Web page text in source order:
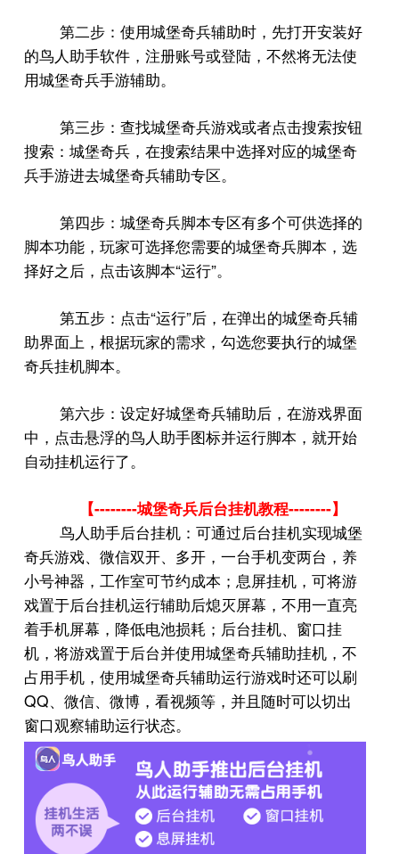
第二步：使用城堡奇兵辅助时，先打开安装好
的鸟人助手软件，注册账号或登陆，不然将无法使
用城堡奇兵手游辅助。
第三步：查找城堡奇兵游戏或者点击搜索按钮
搜索：城堡奇兵，在搜索结果中选择对应的城堡奇
兵手游进去城堡奇兵辅助专区。
第四步：城堡奇兵脚本专区有多个可供选择的
脚本功能，玩家可选择您需要的城堡奇兵脚本，选
择好之后，点击该脚本“运行”。
第五步：点击“运行”后，在弹出的城堡奇兵辅
助界面上，根据玩家的需求，勾选您要执行的城堡
奇兵挂机脚本。
第六步：设定好城堡奇兵辅助后，在游戏界面
中，点击悬浮的鸟人助手图标并运行脚本，就开始
自动挂机运行了。
【--------城堡奇兵后台挂机教程--------】
鸟人助手后台挂机：可通过后台挂机实现城堡
奇兵游戏、微信双开、多开，一台手机变两台，养
小号神器，工作室可节约成本；息屏挂机，可将游
戏置于后台挂机运行辅助后熄灭屏幕，不用一直亮
着手机屏幕，降低电池损耗；后台挂机、窗口挂
机，将游戏置于后台并使用城堡奇兵辅助挂机，不
占用手机，使用城堡奇兵辅助运行游戏时还可以刷
QQ、微信、微博，看视频等，并且随时可以切出
窗口观察辅助运行状态。